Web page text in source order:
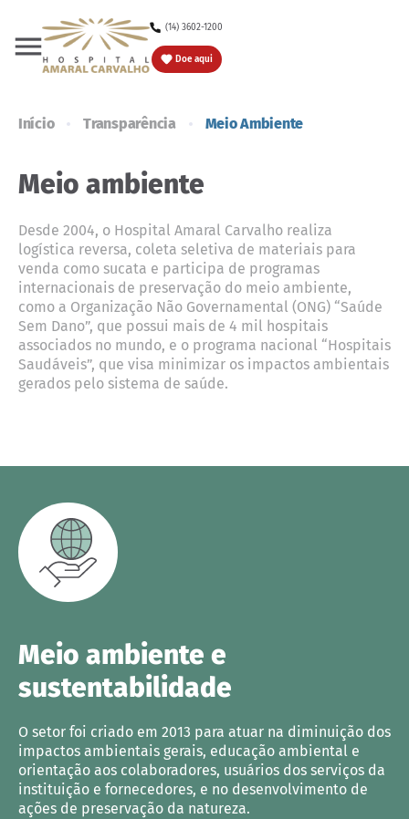
(14) 3602-1200
Doe aqui
Doe
Início Transparência Meio Ambiente
Meio ambiente
Desde 2004, o Hospital Amaral Carvalho realiza
logística reversa, coleta seletiva de materiais para
venda como sucata e participa de programas
internacionais de preservação do meio ambiente,
como a Organização Não Governamental (ONG) “Saúde
Sem Dano”, que possui mais de 4 mil hospitais
associados no mundo, e o programa nacional “Hospitais
Saudáveis”, que visa minimizar os impactos ambientais
gerados pelo sistema de saúde.
Meio ambiente e
sustentabilidade
O setor foi criado em 2013 para atuar na diminuição dos
impactos ambientais gerais, educação ambiental e
orientação aos colaboradores, usuários dos serviços da
instituição e fornecedores, e no desenvolvimento de
ações de preservação da natureza.